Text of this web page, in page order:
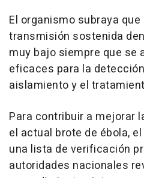
El organismo subraya
transmisión sostenida
muy bajo siempre que se
eficaces para la
aislamiento y el
Para contribuir a mejorar
el actual brote de ébola,
una lista de verificación
autoridades nacionales